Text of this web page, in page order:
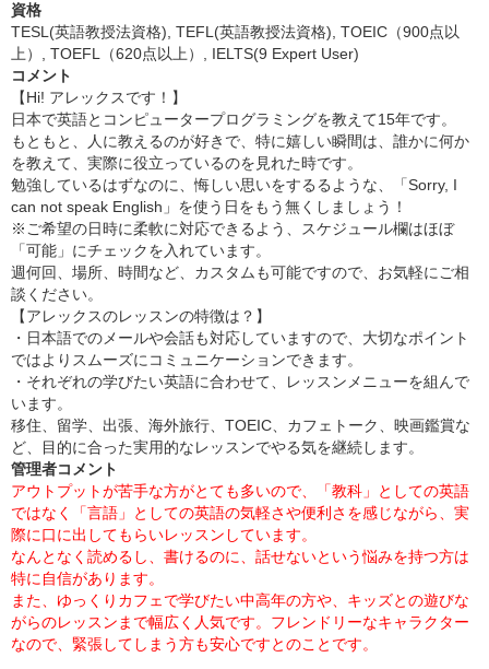
資格
TESL(英語教授法資格), TEFL(英語教授法資格), TOEIC（900点以
上）, TOEFL（620点以上）, IELTS(9 Expert User)
コメント
【Hi! アレックスです！】
日本で英語とコンピュータープログラミングを教えて15年です。
もともと、人に教えるのが好きで、特に嬉しい瞬間は、誰かに何か
を教えて、実際に役立っているのを見れた時です。
勉強しているはずなのに、悔しい思いをするるような、「Sorry, I
can not speak English」を使う日をもう無くしましょう！
※ご希望の日時に柔軟に対応できるよう、スケジュール欄はほぼ
「可能」にチェックを入れています。
週何回、場所、時間など、カスタムも可能ですので、お気軽にご相
談ください。
【アレックスのレッスンの特徴は？】
・日本語でのメールや会話も対応していますので、大切なポイント
ではよりスムーズにコミュニケーションできます。
・それぞれの学びたい英語に合わせて、レッスンメニューを組んで
います。
移住、留学、出張、海外旅行、TOEIC、カフェトーク、映画鑑賞な
ど、目的に合った実用的なレッスンでやる気を継続します。
管理者コメント
アウトプットが苦手な方がとても多いので、「教科」としての英語
ではなく「言語」としての英語の気軽さや便利さを感じながら、実
際に口に出してもらいレッスンしています。
なんとなく読めるし、書けるのに、話せないという悩みを持つ方は
特に自信があります。
また、ゆっくりカフェで学びたい中高年の方や、キッズとの遊びな
がらのレッスンまで幅広く人気です。フレンドリーなキャラクター
なので、緊張してしまう方も安心ですとのことです。